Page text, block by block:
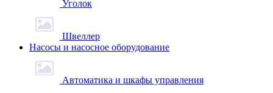
Уголок
Швеллер
Насосы и насосное оборудование
Автоматика и шкафы управления